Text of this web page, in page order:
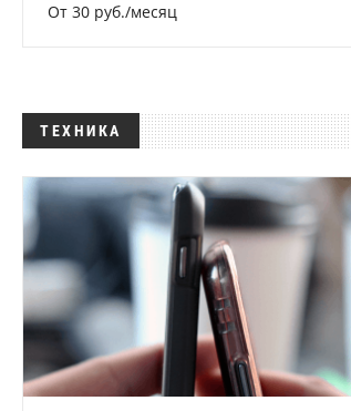
От 30 руб./месяц
ТЕХНИКА